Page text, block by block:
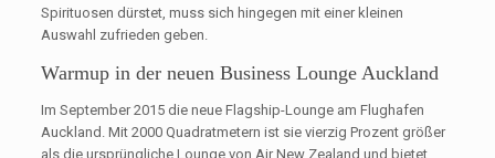
Spirituosen dürstet, muss sich hingegen mit einer kleinen
Auswahl zufrieden geben.
Warmup in der neuen Business Lounge Auckland
Im September 2015 die neue Flagship-Lounge am Flughafen
Auckland. Mit 2000 Quadratmetern ist sie vierzig Prozent größer
als die ursprüngliche Lounge von Air New Zealand und bietet